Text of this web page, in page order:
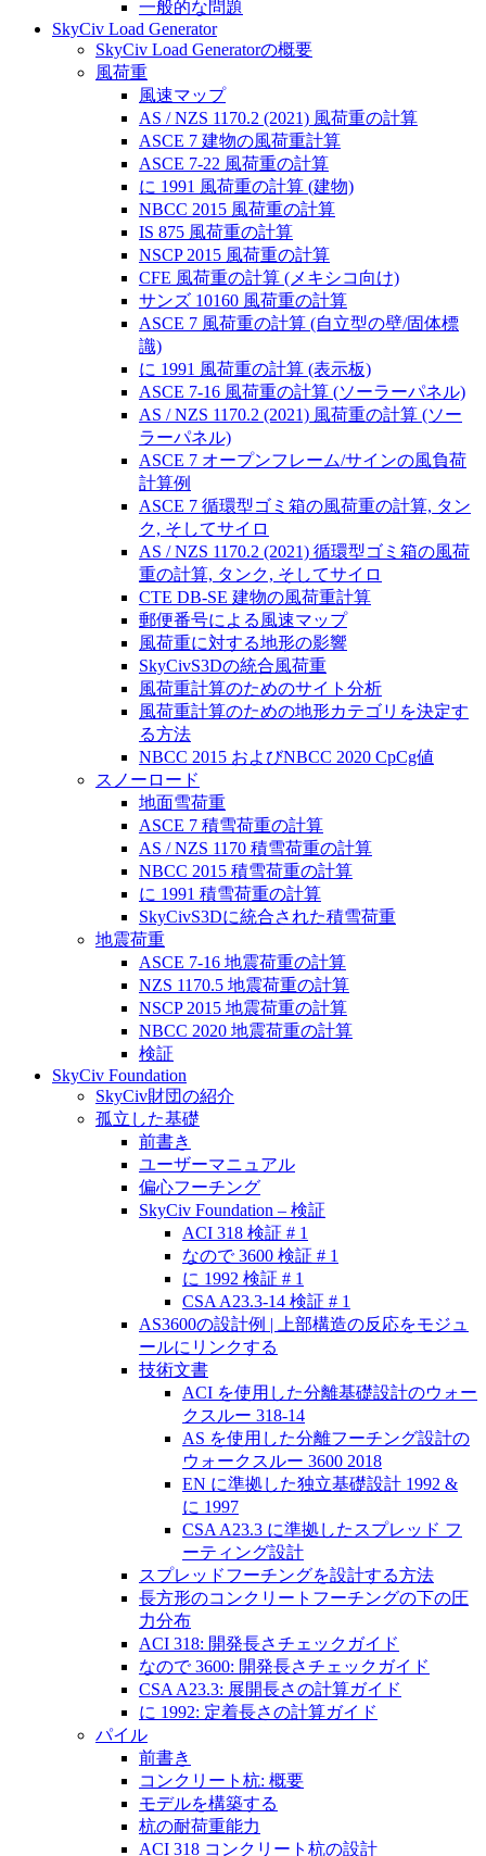
一般的な問題
SkyCiv Load Generator
SkyCiv Load Generatorの概要
風荷重
風速マップ
AS / NZS 1170.2 (2021) 風荷重の計算
ASCE 7 建物の風荷重計算
ASCE 7-22 風荷重の計算
に 1991 風荷重の計算 (建物)
NBCC 2015 風荷重の計算
IS 875 風荷重の計算
NSCP 2015 風荷重の計算
CFE 風荷重の計算 (メキシコ向け)
サンズ 10160 風荷重の計算
ASCE 7 風荷重の計算 (自立型の壁/固体標
識)
に 1991 風荷重の計算 (表示板)
ASCE 7-16 風荷重の計算 (ソーラーパネル)
AS / NZS 1170.2 (2021) 風荷重の計算 (ソー
ラーパネル)
ASCE 7 オープンフレーム/サインの風負荷
計算例
ASCE 7 循環型ゴミ箱の風荷重の計算, タン
ク, そしてサイロ
AS / NZS 1170.2 (2021) 循環型ゴミ箱の風荷
重の計算, タンク, そしてサイロ
CTE DB-SE 建物の風荷重計算
郵便番号による風速マップ
風荷重に対する地形の影響
SkyCivS3Dの統合風荷重
風荷重計算のためのサイト分析
風荷重計算のための地形カテゴリを決定す
る方法
NBCC 2015 およびNBCC 2020 CpCg値
スノーロード
地面雪荷重
ASCE 7 積雪荷重の計算
AS / NZS 1170 積雪荷重の計算
NBCC 2015 積雪荷重の計算
に 1991 積雪荷重の計算
SkyCivS3Dに統合された積雪荷重
地震荷重
ASCE 7-16 地震荷重の計算
NZS 1170.5 地震荷重の計算
NSCP 2015 地震荷重の計算
NBCC 2020 地震荷重の計算
検証
SkyCiv Foundation
SkyCiv財団の紹介
孤立した基礎
前書き
ユーザーマニュアル
偏心フーチング
SkyCiv Foundation – 検証
ACI 318 検証 # 1
なので 3600 検証 # 1
に 1992 検証 # 1
CSA A23.3-14 検証 # 1
AS3600の設計例 | 上部構造の反応をモジュ
ールにリンクする
技術文書
ACI を使用した分離基礎設計のウォー
クスルー 318-14
AS を使用した分離フーチング設計の
ウォークスルー 3600 2018
EN に準拠した独立基礎設計 1992 &
に 1997
CSA A23.3 に準拠したスプレッド フ
ーティング設計
スプレッドフーチングを設計する方法
長方形のコンクリートフーチングの下の圧
力分布
ACI 318: 開発長さチェックガイド
なので 3600: 開発長さチェックガイド
CSA A23.3: 展開長さの計算ガイド
に 1992: 定着長さの計算ガイド
パイル
前書き
コンクリート杭: 概要
モデルを構築する
杭の耐荷重能力
ACI 318 コンクリート杭の設計